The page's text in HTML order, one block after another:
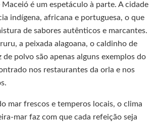
é um espetáculo à parte. A cidade
indígena, africana e portuguesa, o que
de sabores autênticos e marcantes.
a peixada alagoana, o caldinho de
de polvo são apenas alguns exemplos do
nos restaurantes da orla e nos
mar frescos e temperos locais, o clima
mar faz com que cada refeição seja